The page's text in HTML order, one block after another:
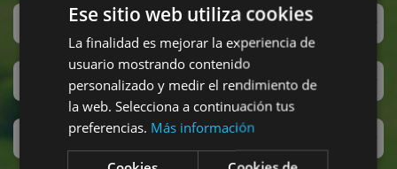
Jarduera ludikoak eta bestelakoak
Sanferminak
Accesibilidad
Ese sitio web utiliza cookies
La finalidad es mejorar la experiencia de
usuario mostrando contenido
personalizado y medir el rendimiento de
la web. Selecciona a continuación tus
preferencias. Más información